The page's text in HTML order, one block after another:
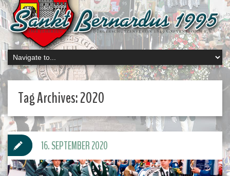
Tag Archives:2020
16. SEPTEMBER 2020